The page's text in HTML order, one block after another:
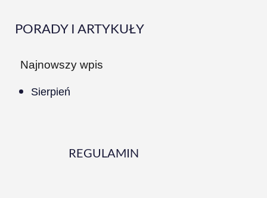
PORADY I ARTYKUŁY
Najnowszy wpis
Sierpień
REGULAMIN